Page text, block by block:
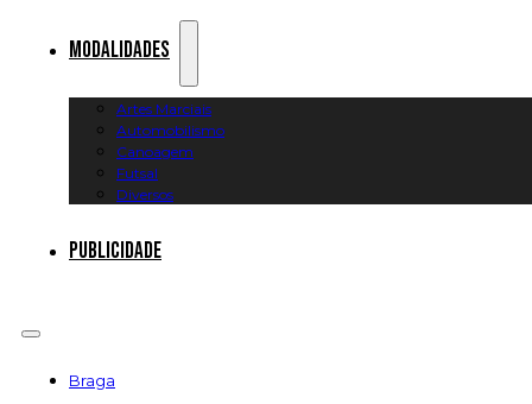
Modalidades
Artes Marciais
Automobilismo
Canoagem
Futsal
Diversos
Publicidade
Braga